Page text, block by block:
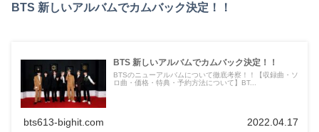
BTS 新しいアルバムでカムバック決定！！
BTS 新しいアルバムでカムバック決定！！
BTSのニューアルバムについて徹底考察！！【収録曲・ソ
ロ曲・価格・特典・予約方法について】BT...
bts613-bighit.com 2022.04.17